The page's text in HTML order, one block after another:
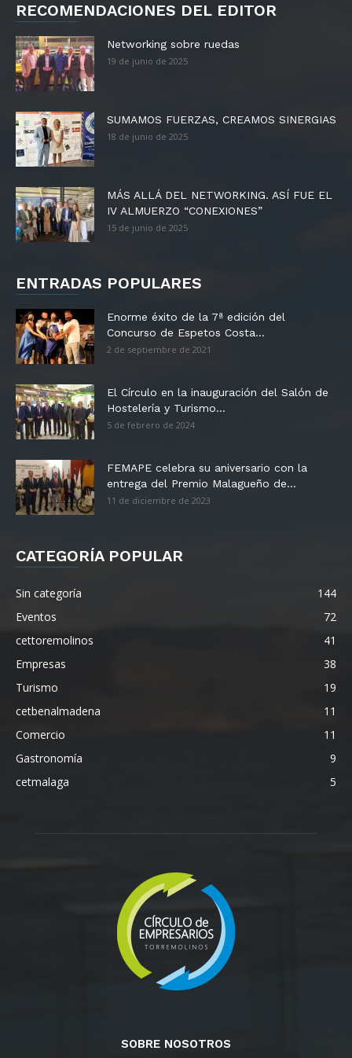
RECOMENDACIONES DEL EDITOR
Networking sobre ruedas
19 de junio de 2025
SUMAMOS FUERZAS, CREAMOS SINERGIAS
18 de junio de 2025
MÁS ALLÁ DEL NETWORKING. ASÍ FUE EL
IV ALMUERZO “CONEXIONES”
15 de junio de 2025
ENTRADAS POPULARES
Enorme éxito de la 7ª edición del
Concurso de Espetos Costa...
2 de septiembre de 2021
El Círculo en la inauguración del Salón de
Hostelería y Turismo...
5 de febrero de 2024
FEMAPE celebra su aniversario con la
entrega del Premio Malagueño de...
11 de diciembre de 2023
CATEGORÍA POPULAR
Sin categoría
144
Eventos
72
cettoremolinos
41
Empresas
38
Turismo
19
cetbenalmadena
11
Comercio
11
Gastronomía
9
cetmalaga
5
SOBRE NOSOTROS